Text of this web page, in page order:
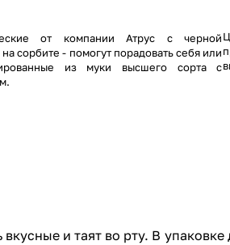
от компании Атрус с черной
сорбите - помогут порадовать себя или
из муки высшего сорта с
и таят во рту. В упаковке